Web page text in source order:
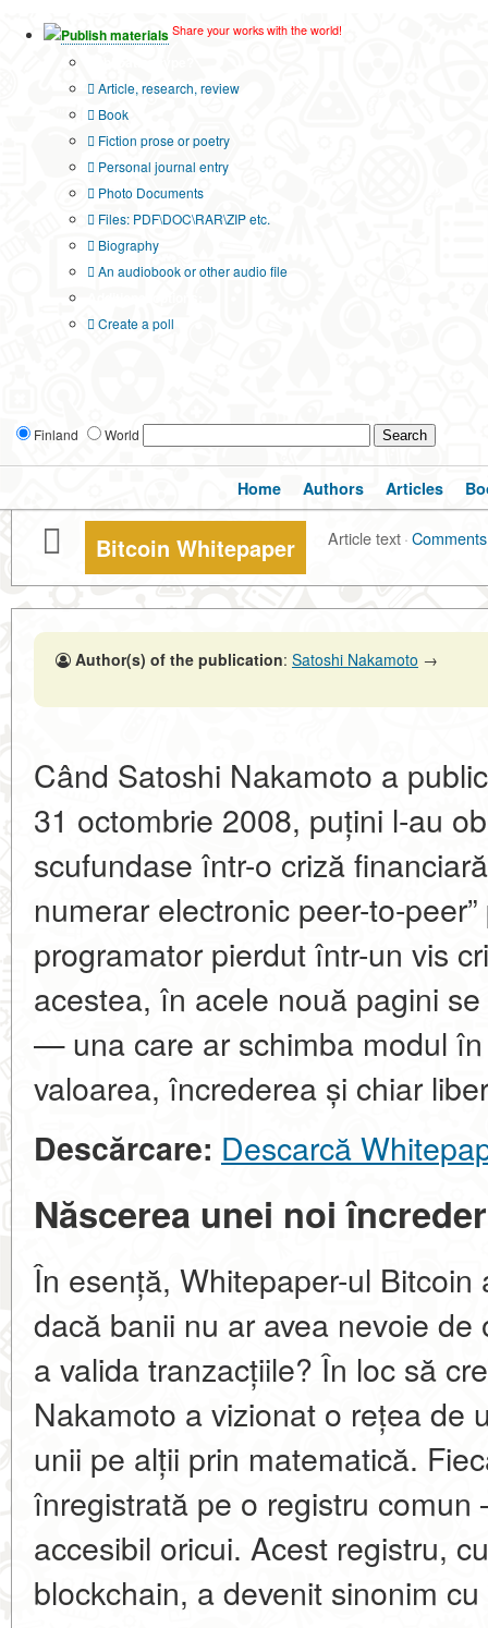
Publish materials Share your works with the world!
Article, research, review
Book
Fiction prose or poetry
Personal journal entry
Photo Documents
Files: PDF\DOC\RAR\ZIP etc.
Biography
An audiobook or other audio file
Create a poll
Finland World
Home Authors Articles
Bitcoin Whitepaper Article text·Comments
Author(s) of the publication: Satoshi Nakamoto →
Când Satoshi Nakamoto a
31 octombrie 2008, puțini l-au
scufundase într-o criză
numerar electronic peer-to-
programator pierdut într-un vis
acestea, în acele nouă pagini
— una care ar schimba modul
valoarea, încrederea și chiar
Descărcare: Descarcă
Născerea unei noi
În esență, Whitepaper-ul
dacă banii nu ar avea nevoie
a valida tranzacțiile? În loc să
Nakamoto a vizionat o rețea de
unii pe alții prin matematică.
înregistrată pe o registru
accesibil oricui. Acest registru,
blockchain, a devenit sinonim